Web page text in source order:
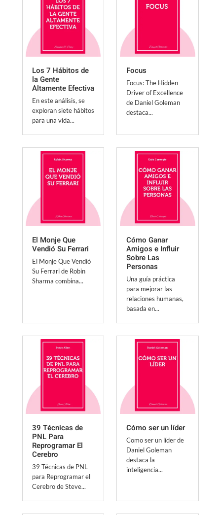
Los 7 Hábitos de
la Gente
Altamente Efectiva
En este análisis, se
exploran siete hábitos
para una vida...
Focus
Focus: The Hidden
Driver of Excellence
de Daniel Goleman
destaca...
El Monje Que
Vendió Su Ferrari
El Monje Que Vendió
Su Ferrari de Robin
Sharma combina...
Cómo Ganar
Amigos e Influir
Sobre Las
Personas
Una guía práctica
para mejorar las
relaciones humanas,
basada en...
39 Técnicas de
PNL Para
Reprogramar El
Cerebro
39 Técnicas de PNL
para Reprogramar el
Cerebro de Steve...
Cómo ser un líder
Como ser un líder de
Daniel Goleman
destaca la
inteligencia...